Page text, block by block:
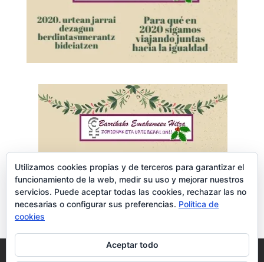
l
Aviso Legal Política de Privacidad
Utilizamos cookies propias y de terceros para garantizar el
funcionamiento de la web, medir su uso y mejorar nuestros
servicios. Puede aceptar todas las cookies, rechazar las no
necesarias o configurar sus preferencias. Política de
cookies
Aceptar todo